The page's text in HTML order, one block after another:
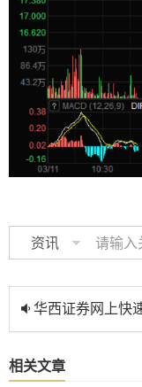
资讯
华西证券网上快
相关文章